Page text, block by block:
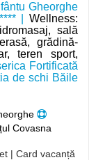
Gheorghe
| Wellness:
sală
grădină-
teren sport,
Fortificată
de schi Băile
Covasna
| Card vacanță